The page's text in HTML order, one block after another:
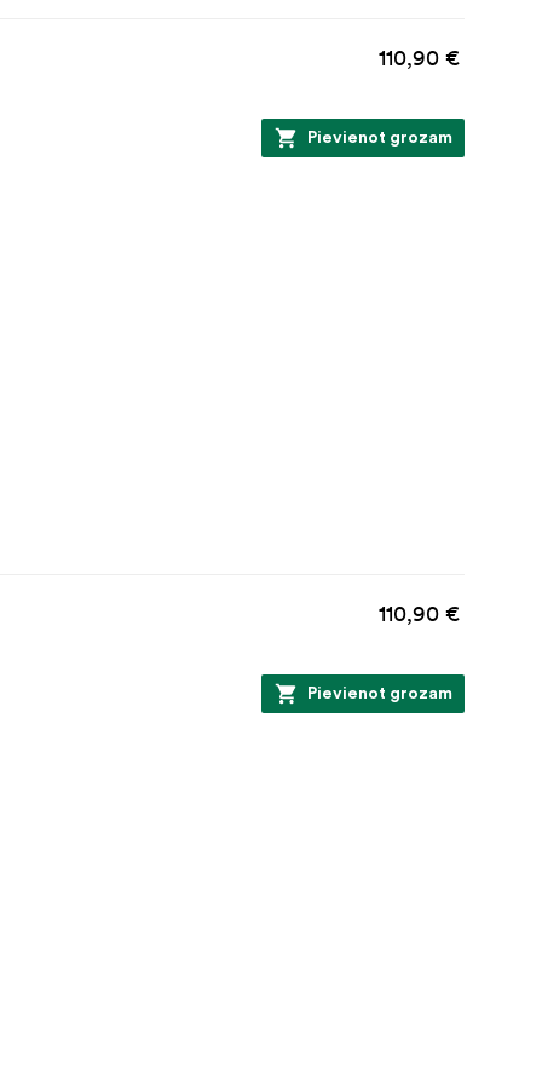
110,90 €
Pievienot grozam
110,90 €
Pievienot grozam